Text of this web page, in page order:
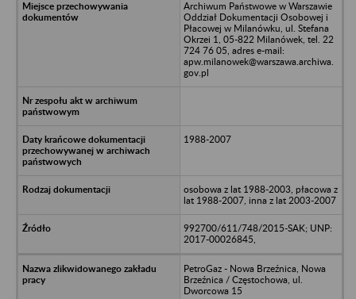
Archiwum Państwowe w Warszawie
Oddział Dokumentacji Osobowej i
Płacowej w Milanówku, ul. Stefana
Okrzei 1, 05-822 Milanówek, tel. 22
724 76 05, adres e-mail:
apw.milanowek@warszawa.archiwa.
gov.pl
1988-2007
osobowa z lat 1988-2003, płacowa z
lat 1988-2007, inna z lat 2003-2007
992700/611/748/2015-SAK; UNP:
2017-00026845,
PetroGaz - Nowa Brzeźnica, Nowa
Brzeźnica / Częstochowa, ul.
Dworcowa 15